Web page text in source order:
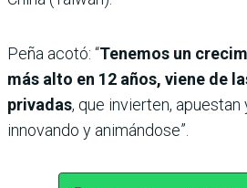
Peña acotó: “Tenemos un
más alto en 12 años, viene de
privadas, que invierten,
innovando y animándose”.